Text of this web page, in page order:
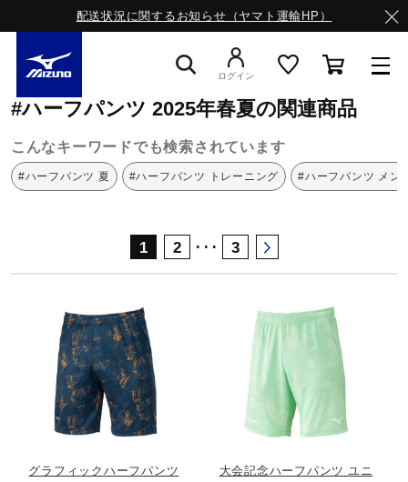
配送状況に関するお知らせ（ヤマト運輸HP）
ライフスタイルウエア
ランニング
サッカー／フットサル
トレーニング
ログイン
ミズノ公式オンライン 2025年春夏
#ハーフパンツ 2025年春夏の関連商品
こんなキーワードでも検索されています
#ハーフパンツ 夏 #ハーフパンツ トレーニング #ハーフパンツ メン
1 2 ･･･ 3
グラフィックハーフパンツ
大会記念ハーフパンツ ユニ